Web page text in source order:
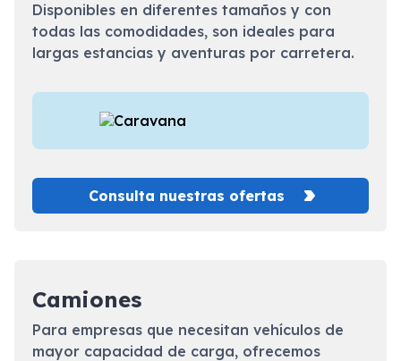
Disponibles en diferentes tamaños y con
todas las comodidades, son ideales para
largas estancias y aventuras por carretera.
Consulta nuestras ofertas
Camiones
Para empresas que necesitan vehículos de
mayor capacidad de carga, ofrecemos